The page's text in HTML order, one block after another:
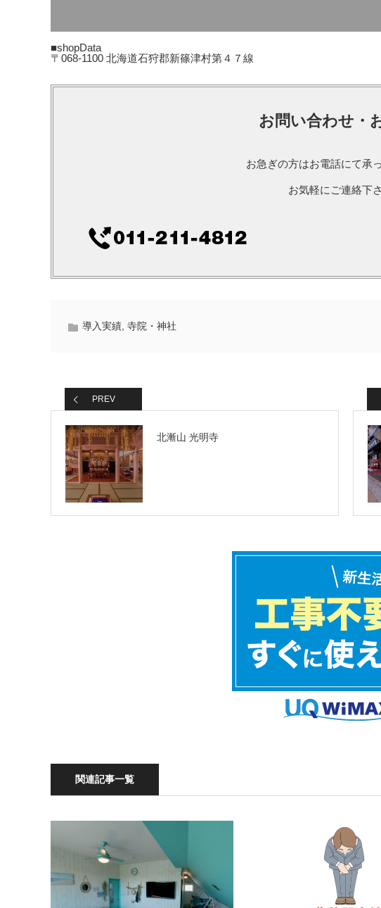
■shopData
〒068-1100 北海道石狩郡新篠津村第４７線
お問い合わせ・
お急ぎの方はお電話にて承
お気軽にご連絡下さ
導入実績 寺院・神社
PREV
北漸山 光明寺
関連記事一覧